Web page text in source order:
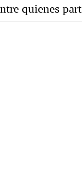
quienes